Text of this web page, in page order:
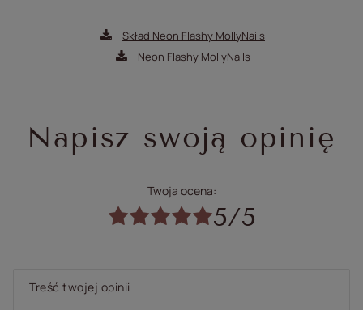
Skład Neon Flashy MollyNails
Neon Flashy MollyNails
Napisz swoją opinię
Twoja ocena:
5/5
Treść twojej opinii